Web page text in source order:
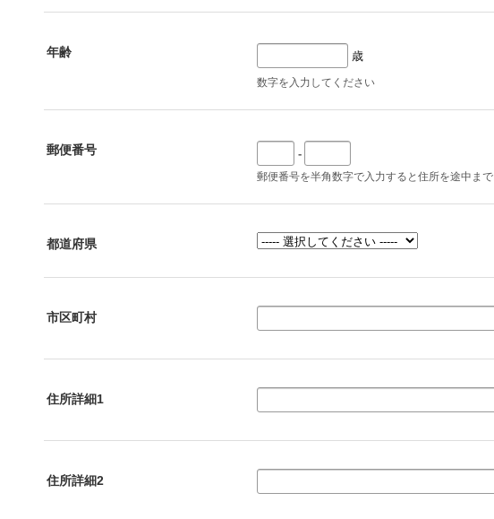
年齢 歳
数字を入力してください
郵便番号 -
郵便番号を半角数字で入力すると住所を途中まで
都道府県
市区町村
住所詳細1
住所詳細2